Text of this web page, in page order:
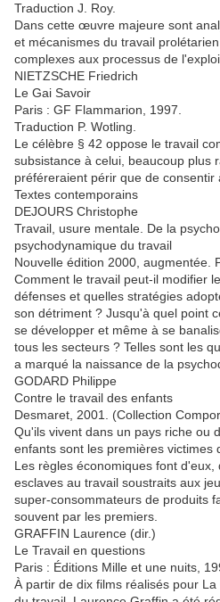
Traduction J. Roy.
Dans cette œuvre majeure sont
et mécanismes du travail
complexes aux processus de
NIETZSCHE Friedrich
Le Gai Savoir
Paris : GF Flammarion, 1997.
Traduction P. Wotling.
Le célèbre § 42 oppose le travail
subsistance à celui, beaucoup plus
préféreraient périr que de consentir
Textes contemporains
DEJOURS Christophe
Travail, usure mentale. De la
psychodynamique du travail
Nouvelle édition 2000, augmentée.
Comment le travail peut-il modifier
défenses et quelles stratégies
son détriment ? Jusqu'à quel point
se développer et même à se
tous les secteurs ? Telles sont les
a marqué la naissance de la
GODARD Philippe
Contre le travail des enfants
Desmaret, 2001. (Collection
Qu'ils vivent dans un pays riche ou
enfants sont les premières victimes
Les règles économiques font
esclaves au travail soustraits aux
super-consommateurs de produits
souvent par les premiers.
GRAFFIN Laurence (dir.)
Le Travail en questions
Paris : Éditions Mille et une nuits,
À partir de dix films réalisés pour